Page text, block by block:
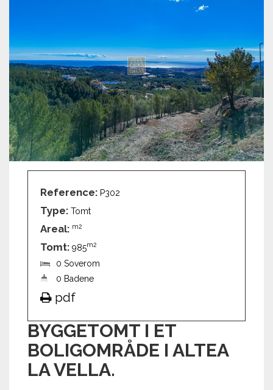
Reference: P302
Type: Tomt
Areal: m2
Tomt: 985m2
0 Soverom
0 Badene
pdf
BYGGETOMT I ET
BOLIGOMRÅDE I ALTEA
LA VELLA.